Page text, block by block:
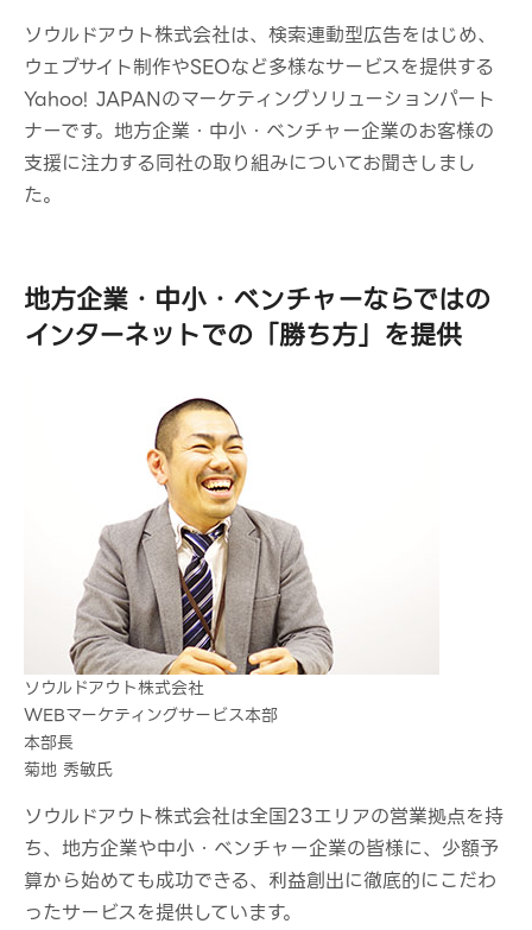
ソウルドアウト株式会社は、検索連動型広告をはじめ、
ウェブサイト制作やSEOなど多様なサービスを提供する
Yahoo! JAPANのマーケティングソリューションパート
ナーです。地方企業・中小・ベンチャー企業のお客様の
支援に注力する同社の取り組みについてお聞きしまし
た。
地方企業・中小・ベンチャーならではの
インターネットでの「勝ち方」を提供
ソウルドアウト株式会社
WEBマーケティングサービス本部
本部長
菊地 秀敏氏
ソウルドアウト株式会社は全国23エリアの営業拠点を持
ち、地方企業や中小・ベンチャー企業の皆様に、少額予
算から始めても成功できる、利益創出に徹底的にこだわ
ったサービスを提供しています。